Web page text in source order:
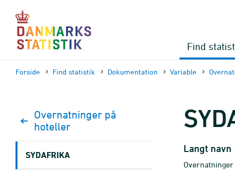
sidens
indhold
Find
Forside Find statistik Dokumen­tation Variable
Langt navn
Overnatninger på
hoteller
SYDAFRIKA